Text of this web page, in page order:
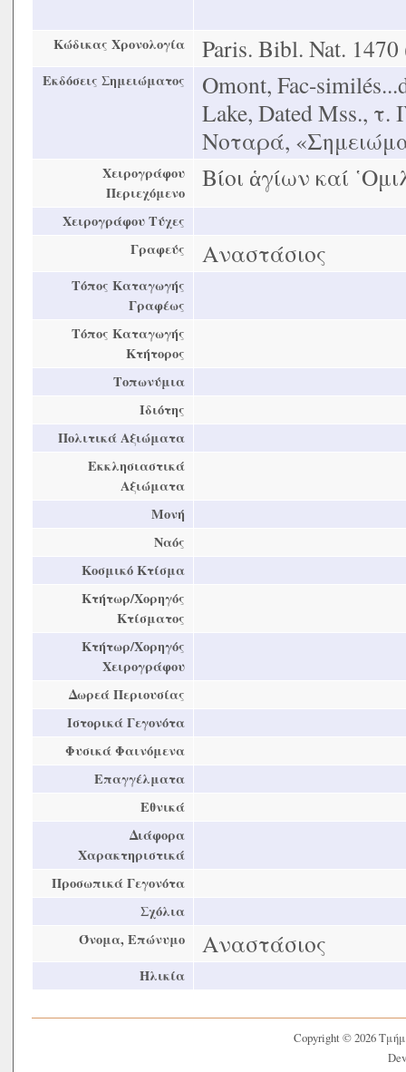
Κώδικας Χρονολογία Paris. Bibl. Nat.
Εκδόσεις Σημειώματος
Omont, Fac-
Lake, Dated Mss.,
Νοταρά,
Χειρογράφου
Περιεχόμενο
Βίοι ἁγίων καί
Χειρογράφου Τύχες
Γραφεύς
Αναστάσιος
Τόπος Καταγωγής
Γραφέως
Τόπος Καταγωγής
Κτήτορος
Τοπωνύμια
Ιδιότης
Πολιτικά Αξιώματα
Εκκλησιαστικά
Αξιώματα
Μονή
Ναός
Κοσμικό Κτίσμα
Κτήτωρ/Χορηγός
Κτίσματος
Κτήτωρ/Χορηγός
Χειρογράφου
Δωρεά Περιουσίας
Ιστορικά Γεγονότα
Φυσικά Φαινόμενα
Επαγγέλματα
Εθνικά
Διάφορα
Χαρακτηριστικά
Προσωπικά Γεγονότα
Σχόλια
Όνομα, Επώνυμο
Αναστάσιος
Ηλικία
Copyright © 2026